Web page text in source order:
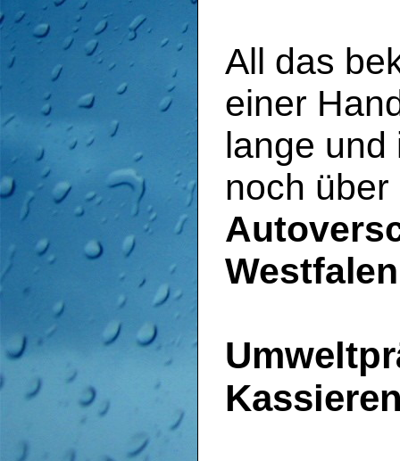
All das
einer
lange und
noch
Westfalen